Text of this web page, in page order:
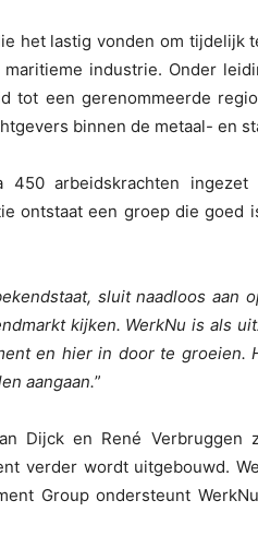
het lastig vonden om tijdelijk
industrie. Onder
een gerenommeerde
binnen de metaal- en
arbeidskrachten
ontstaat een groep die goed
sluit naadloos aan
kijken. WerkNu is als
en hier in door te groeien.
aangaan.”
Dijck en René Verbruggen
verder wordt uitgebouwd.
Group ondersteunt